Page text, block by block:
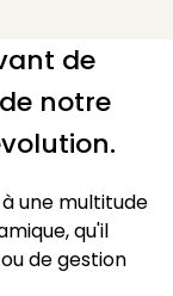
de
notre
une multitude
qu'il
de gestion